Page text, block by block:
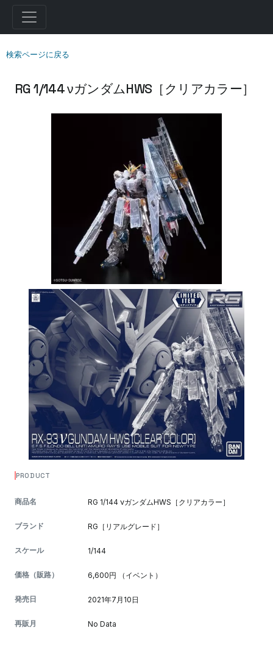
検索ページに戻る
RG 1/144 νガンダムHWS［クリアカラー］
PRODUCT
商品名 RG 1/144 νガンダムHWS［クリアカラー］
ブランド RG［リアルグレード］
スケール 1/144
価格（販路） 6,600円 （イベント）
発売日 2021年7月10日
再販月 No Data